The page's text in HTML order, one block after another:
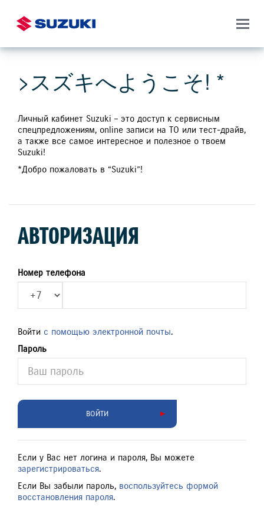
>スズキへようこそ! *
Личный кабинет Suzuki – это доступ к сервисным
спецпредложениям, online записи на ТО или тест-драйв,
а также все самое интересное и полезное о твоем
Suzuki!
*Добро пожаловать в “Suzuki”!
АВТОРИЗАЦИЯ
Номер телефона
Войти с помощью электронной почты.
Пароль
ВОЙТИ
Если у Вас нет логина и пароля, Вы можете
зарегистрироваться.
Если Вы забыли пароль, воспользуйтесь формой
восстановления пароля.